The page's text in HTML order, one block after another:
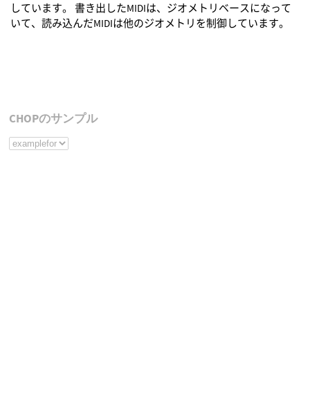
しています。 書き出したMIDIは、ジオメトリベースになって
いて、読み込んだMIDIは他のジオメトリを制御しています。
CHOPのサンプル